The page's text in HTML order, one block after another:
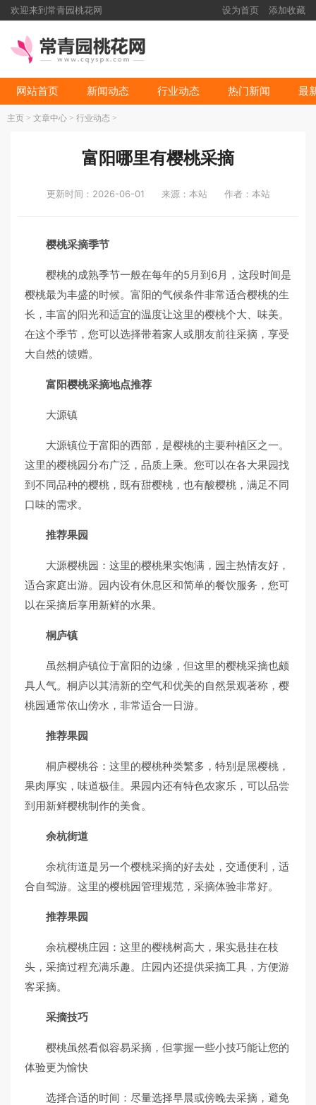
欢迎来到常青园桃花网 设为首页 添加收藏
网站首页 新闻动态 行业动态 热门新闻 最
主页 > 文章中心 > 行业动态 >
富阳哪里有樱桃采摘
更新时间：2026-06-01 来源：本站 作者：本站
樱桃采摘季节
樱桃的成熟季节一般在每年的5月到6月，这段时间是
樱桃最为丰盛的时候。富阳的气候条件非常适合樱桃的生
长，丰富的阳光和适宜的温度让这里的樱桃个大、味美。
在这个季节，您可以选择带着家人或朋友前往采摘，享受
大自然的馈赠。
富阳樱桃采摘地点推荐
大源镇
大源镇位于富阳的西部，是樱桃的主要种植区之一。
这里的樱桃园分布广泛，品质上乘。您可以在各大果园找
到不同品种的樱桃，既有甜樱桃，也有酸樱桃，满足不同
口味的需求。
推荐果园
大源樱桃园：这里的樱桃果实饱满，园主热情友好，
适合家庭出游。园内设有休息区和简单的餐饮服务，您可
以在采摘后享用新鲜的水果。
桐庐镇
虽然桐庐镇位于富阳的边缘，但这里的樱桃采摘也颇
具人气。桐庐以其清新的空气和优美的自然景观著称，樱
桃园通常依山傍水，非常适合一日游。
推荐果园
桐庐樱桃谷：这里的樱桃种类繁多，特别是黑樱桃，
果肉厚实，味道极佳。果园内还有特色农家乐，可以品尝
到用新鲜樱桃制作的美食。
余杭街道
余杭街道是另一个樱桃采摘的好去处，交通便利，适
合自驾游。这里的樱桃园管理规范，采摘体验非常好。
推荐果园
余杭樱桃庄园：这里的樱桃树高大，果实悬挂在枝
头，采摘过程充满乐趣。庄园内还提供采摘工具，方便游
客采摘。
采摘技巧
樱桃虽然看似容易采摘，但掌握一些小技巧能让您的
体验更为愉快
选择合适的时间：尽量选择早晨或傍晚去采摘，避免